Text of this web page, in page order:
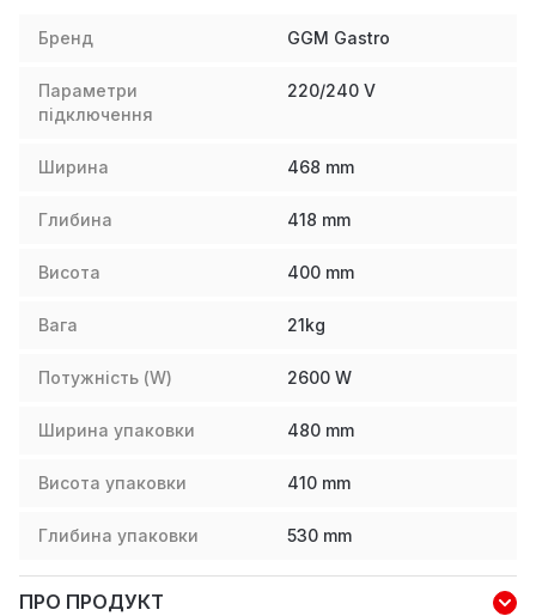
Бренд GGM Gastro
Параметри
підключення
220/240 V
Ширина 468 mm
Глибина 418 mm
Висота 400 mm
Вага 21kg
Потужність (W) 2600 W
Ширина упаковки 480 mm
Висота упаковки 410 mm
Глибина упаковки 530 mm
ПРО ПРОДУКТ